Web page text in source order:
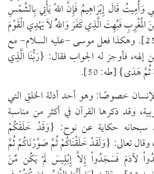
قَالَ إِبْرَاهِيمُ فَإِنَّ اللّهَ يَأْتِي بِالشَّمْسِ
فَبُهِتَ الَّذِي كَفَرَ وَاللّهُ لاَ يَهْدِي الْقَوْمَ
الظَّالِمِين} [البقرة: 258]. وهكذا فعل موسى -عليه السلام- مع
فأوجز له الجواب فقال: {رَبُّنَا الَّذِي
هَدَى} [طه: 50].
خصوصًا: وهو أحد أدلة الخلقِ التي
وقد ذكرها القرآن في أكثر من مناسبة
قال سبحانه حكاية عن نوح: {وَقَدْ خَلَقَكُمْ
[نوح: 14]، وقال تعالى: {وَلَقَدْ خَلَقْنَاكُمْ ثُمَّ صَوَّرْنَاكُمْ ثُمَّ
لآدَمَ فَسَجَدُواْ إِلاَّ إِبْلِيسَ لَمْ يَكُن مِّنَ